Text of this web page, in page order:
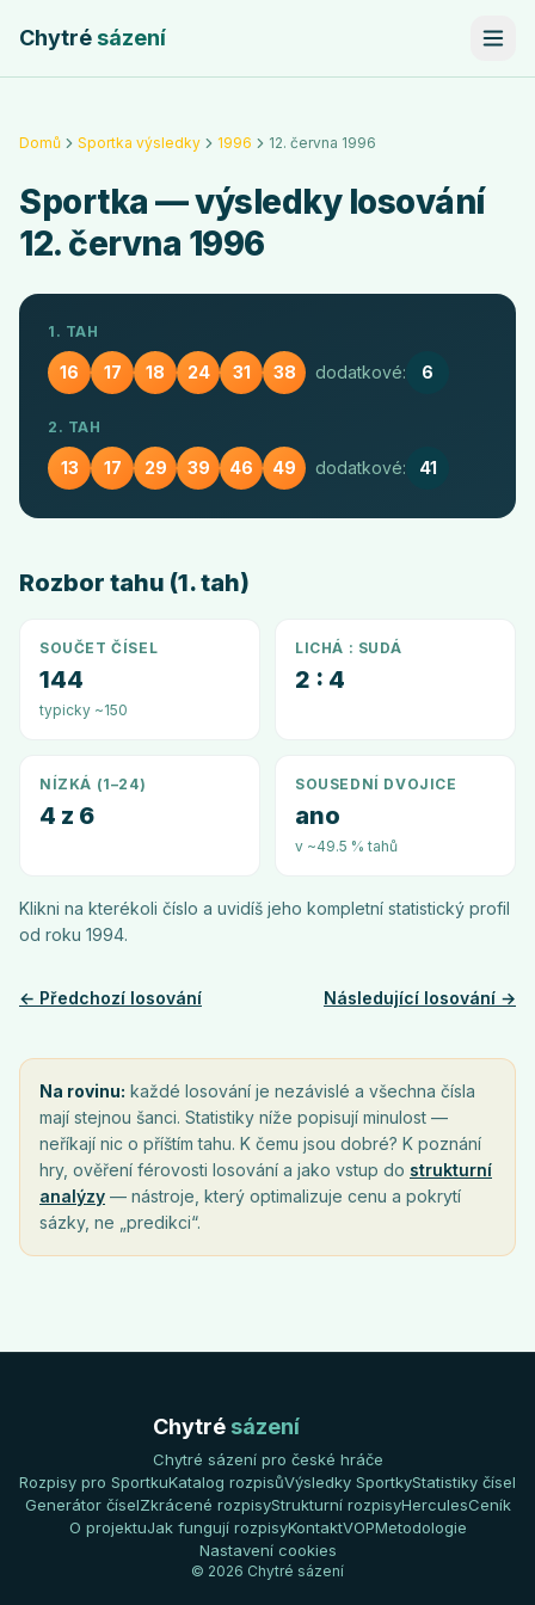
Chytrésázení
Domů Sportka výsledky 1996 12. června 1996
Sportka — výsledky losování
12. června 1996
1. TAH
16 17 18 24 31 38 dodatkové: 6
2. TAH
13 17 29 39 46 49 dodatkové: 41
Rozbor tahu (1. tah)
SOUČET ČÍSEL
144
typicky ~150
LICHÁ : SUDÁ
2 : 4
NÍZKÁ (1–24)
4 z 6
SOUSEDNÍ DVOJICE
ano
v ~49.5 % tahů
Klikni na kterékoli číslo a uvidíš jeho kompletní statistický profil
od roku 1994.
← Předchozí losování Následující losování →
Na rovinu: každé losování je nezávislé a všechna čísla
mají stejnou šanci. Statistiky níže popisují minulost —
neříkají nic o příštím tahu. K čemu jsou dobré? K poznání
hry, ověření férovosti losování a jako vstup do strukturní
analýzy — nástroje, který optimalizuje cenu a pokrytí
sázky, ne „predikci“.
Chytré sázení
Chytré sázení pro české hráče
Rozpisy pro SportkuKatalog rozpisůVýsledky SportkyStatistiky čísel
Generátor číselZkrácené rozpisyStrukturní rozpisyHerculesCeník
O projektuJak fungují rozpisyKontaktVOPMetodologie
Nastavení cookies
© 2026 Chytré sázení